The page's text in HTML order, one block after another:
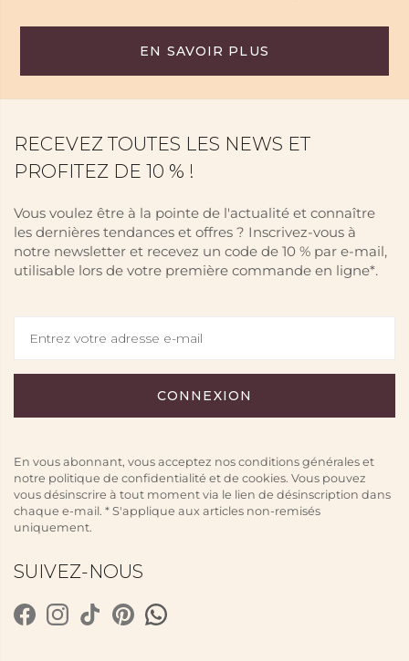
EN SAVOIR PLUS
RECEVEZ TOUTES LES NEWS ET
PROFITEZ DE 10 % !
Vous voulez être à la pointe de l'actualité et connaître
les dernières tendances et offres ? Inscrivez-vous à
notre newsletter et recevez un code de 10 % par e-mail,
utilisable lors de votre première commande en ligne*.
En vous abonnant, vous acceptez nos conditions générales et
notre politique de confidentialité et de cookies. Vous pouvez
vous désinscrire à tout moment via le lien de désinscription dans
chaque e-mail. * S'applique aux articles non-remisés
uniquement.
SUIVEZ-NOUS